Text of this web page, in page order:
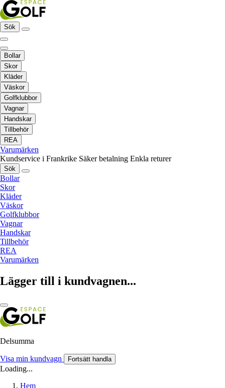
Sök
Bollar
Skor
Kläder
Väskor
Golfklubbor
Vagnar
Handskar
Tillbehör
REA
Varumärken
Kundservice i Frankrike Säker betalning Enkla returer
Sök
Bollar
Skor
Kläder
Väskor
Golfklubbor
Vagnar
Handskar
Tillbehör
REA
Varumärken
Lägger till i kundvagnen...
Delsumma
Visa min kundvagn Fortsätt handla
Loading...
Hem